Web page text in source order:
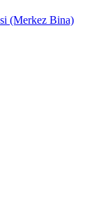
(Merkez Bina)